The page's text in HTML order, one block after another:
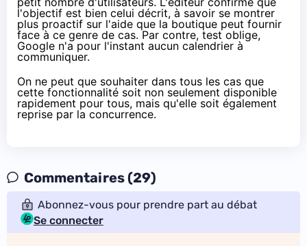
l'objectif est bien celui décrit, à savoir se montrer
plus proactif sur l'aide que la boutique peut fournir
face à ce genre de cas. Par contre, test oblige,
Google n'a pour l'instant aucun calendrier à
communiquer.
On ne peut que souhaiter dans tous les cas que
cette fonctionnalité soit non seulement disponible
rapidement pour tous, mais qu'elle soit également
reprise par la concurrence.
Commentaires (29)
Abonnez-vous pour prendre part au débat
Se connecter